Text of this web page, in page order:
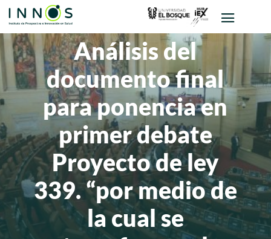
Análisis del
documento final
para ponencia en
primer debate
Proyecto de ley
339. “por medio de
la cual se